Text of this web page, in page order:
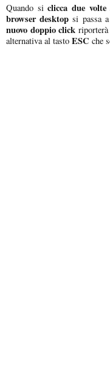
Quando siclicca due
browser desktop si passa
nuovo doppio click
alternativa al tasto ESC che